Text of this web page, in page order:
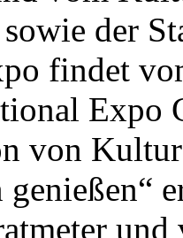
der
findet
Expo
von
genießen“